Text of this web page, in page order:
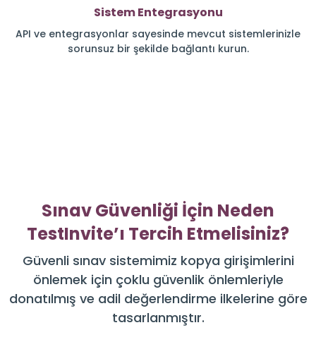
Sistem Entegrasyonu
API ve entegrasyonlar sayesinde mevcut sistemlerinizle
sorunsuz bir şekilde bağlantı kurun.
Sınav Güvenliği İçin Neden
TestInvite’ı Tercih Etmelisiniz?
Güvenli sınav sistemimiz kopya girişimlerini
önlemek için çoklu güvenlik önlemleriyle
donatılmış ve adil değerlendirme ilkelerine göre
tasarlanmıştır.